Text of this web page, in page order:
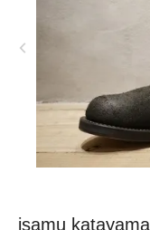
isamu